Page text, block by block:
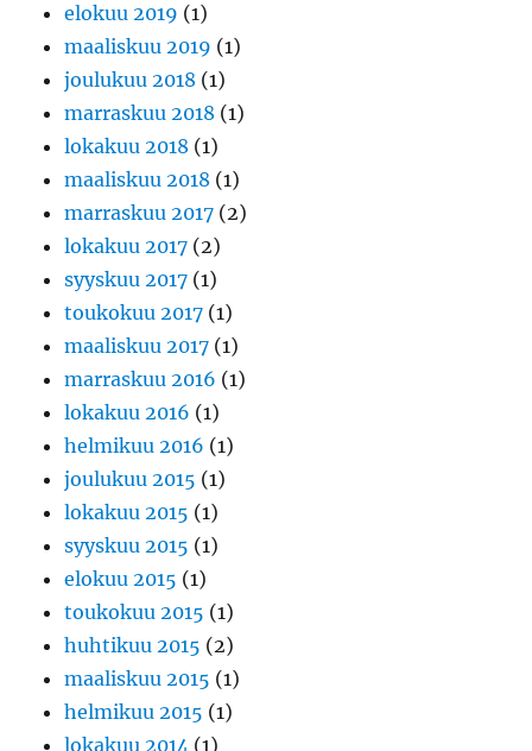
elokuu 2019 (1)
maaliskuu 2019 (1)
joulukuu 2018 (1)
marraskuu 2018 (1)
lokakuu 2018 (1)
maaliskuu 2018 (1)
marraskuu 2017 (2)
lokakuu 2017 (2)
syyskuu 2017 (1)
toukokuu 2017 (1)
maaliskuu 2017 (1)
marraskuu 2016 (1)
lokakuu 2016 (1)
helmikuu 2016 (1)
joulukuu 2015 (1)
lokakuu 2015 (1)
syyskuu 2015 (1)
elokuu 2015 (1)
toukokuu 2015 (1)
huhtikuu 2015 (2)
maaliskuu 2015 (1)
helmikuu 2015 (1)
lokakuu 2014 (1)